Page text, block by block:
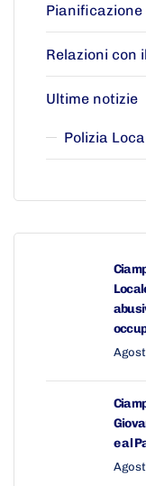
Relazioni con
Ultime notizie
Polizia
e al